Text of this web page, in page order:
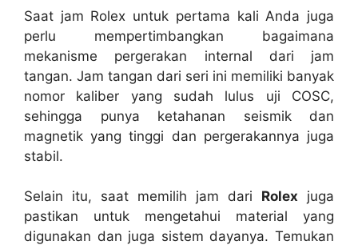
Saat jam Rolex untuk pertama kali Anda juga
perlu mempertimbangkan bagaimana
mekanisme pergerakan internal dari jam
tangan. Jam tangan dari seri ini memiliki banyak
nomor kaliber yang sudah lulus uji COSC,
sehingga punya ketahanan seismik dan
magnetik yang tinggi dan pergerakannya juga
stabil.
Selain itu, saat memilih jam dari Rolex juga
pastikan untuk mengetahui material yang
digunakan dan juga sistem dayanya. Temukan